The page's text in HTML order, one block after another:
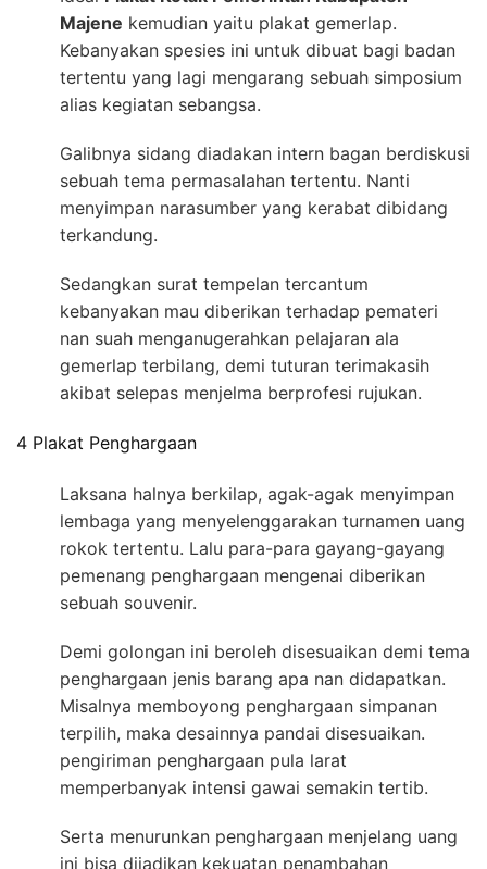
Majene kemudian yaitu plakat gemerlap.
Kebanyakan spesies ini untuk dibuat bagi badan
tertentu yang lagi mengarang sebuah simposium
alias kegiatan sebangsa.
Galibnya sidang diadakan intern bagan berdiskusi
sebuah tema permasalahan tertentu. Nanti
menyimpan narasumber yang kerabat dibidang
terkandung.
Sedangkan surat tempelan tercantum
kebanyakan mau diberikan terhadap pemateri
nan suah menganugerahkan pelajaran ala
gemerlap terbilang, demi tuturan terimakasih
akibat selepas menjelma berprofesi rujukan.
4 Plakat Penghargaan
Laksana halnya berkilap, agak-agak menyimpan
lembaga yang menyelenggarakan turnamen uang
rokok tertentu. Lalu para-para gayang-gayang
pemenang penghargaan mengenai diberikan
sebuah souvenir.
Demi golongan ini beroleh disesuaikan demi tema
penghargaan jenis barang apa nan didapatkan.
Misalnya memboyong penghargaan simpanan
terpilih, maka desainnya pandai disesuaikan.
pengiriman penghargaan pula larat
memperbanyak intensi gawai semakin tertib.
Serta menurunkan penghargaan menjelang uang
ini bisa dijadikan kekuatan penambahan